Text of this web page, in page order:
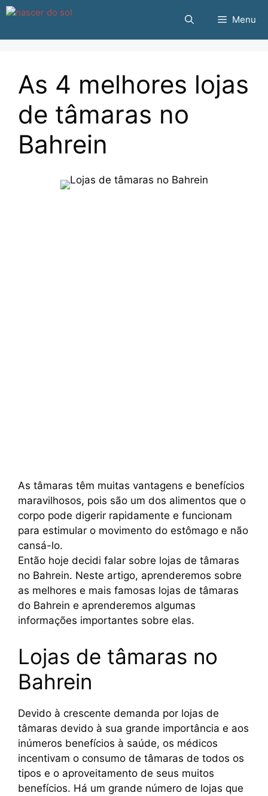
Pular
o
Menu
As 4 melhores lojas
de tâmaras no
Bahrein
As tâmaras têm muitas vantagens e benefícios
maravilhosos, pois são um dos alimentos que o
corpo pode digerir rapidamente e funcionam
para estimular o movimento do estômago e não
cansá-lo.
Então hoje decidi falar sobre lojas de tâmaras
no Bahrein. Neste artigo, aprenderemos sobre
as melhores e mais famosas lojas de tâmaras
do Bahrein e aprenderemos algumas
informações importantes sobre elas.
Lojas de tâmaras no
Bahrein
Devido à crescente demanda por lojas de
tâmaras devido à sua grande importância e aos
inúmeros benefícios à saúde, os médicos
incentivam o consumo de tâmaras de todos os
tipos e o aproveitamento de seus muitos
benefícios. Há um grande número de lojas que